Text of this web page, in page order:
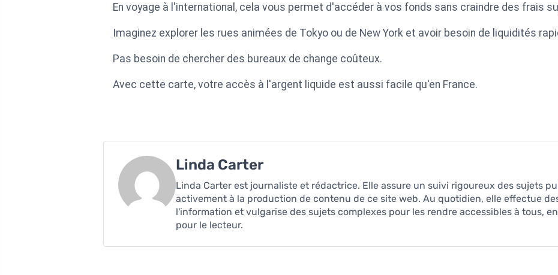
En voyage à l'international, cela vous permet d'accéder à vos fonds sans craindre des frais
Imaginez explorer les rues animées de Tokyo ou de New York et avoir besoin de liquidités
Pas besoin de chercher des bureaux de change coûteux.
Avec cette carte, votre accès à l'argent liquide est aussi facile qu'en France.
Linda Carter
Linda Carter est journaliste et rédactrice. Elle assure un suivi rigoureux des sujets
activement à la production de contenu de ce site web. Au quotidien, elle effectue
l'information et vulgarise des sujets complexes pour les rendre accessibles à tous,
pour le lecteur.